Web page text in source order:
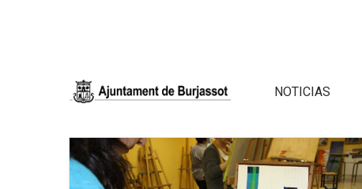
NOTICIAS